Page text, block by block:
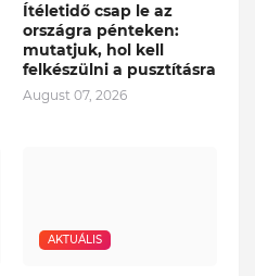
Ítéletidő csap le az
országra pénteken:
mutatjuk, hol kell
felkészülni a pusztításra
August 07, 2026
AKTUÁLIS